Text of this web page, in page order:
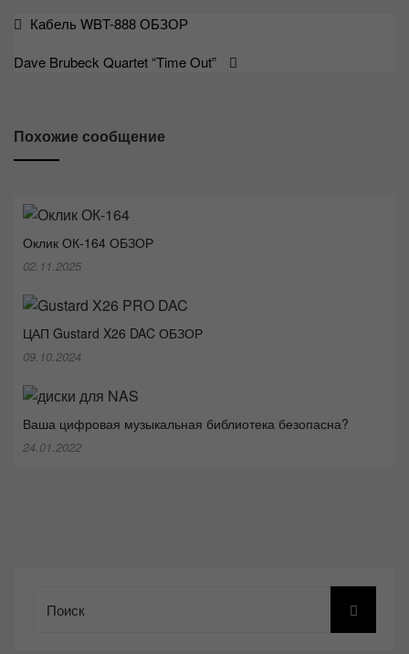
Навигация
записям
Кабель WBT-888 ОБЗОР
Dave Brubeck Quartet “Time Out”
Похожие сообщение
Оклик ОК-164 ОБЗОР
02.11.2025
ЦАП Gustard X26 DAC ОБЗОР
09.10.2024
Ваша цифровая музыкальная библиотека безопасна?
24.01.2022